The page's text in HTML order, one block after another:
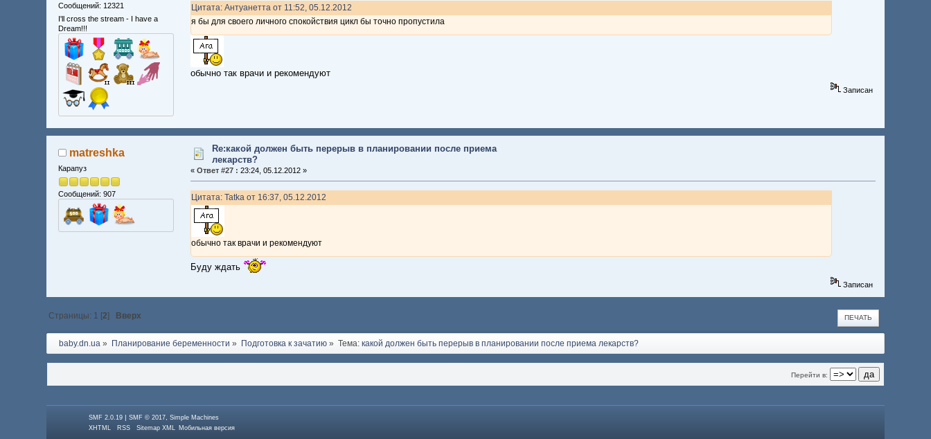
Сообщений: 12321
I'll cross the stream - I have a
Dream!!!
Цитата: Антуанетта от 11:52, 05.12.2012
я бы для своего личного спокойствия цикл бы точно пропустила
обычно так врачи и рекомендуют
Записан
matreshka
Карапуз
Сообщений: 907
Re:какой должен быть перерыв в планировании после приема
лекарств?
«Ответ #27 : 23:24, 05.12.2012 »
Цитата: Tatka от 16:37, 05.12.2012
обычно так врачи и рекомендуют
Буду ждать
Записан
ПЕЧАТЬ
Страницы: 1 [2] Вверх
baby.dn.ua » Планирование беременности » Подготовка к зачатию » Тема:какой должен быть перерыв в планировании после приема лекарств?
Перейти в:
SMF 2.0.19| SMF © 2017, Simple Machines
XHTML
RSS Sitemap XML Мобильная версия